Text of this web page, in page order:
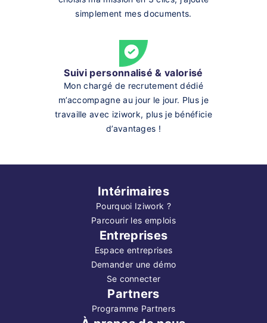
simplement mes documents.
Suivi personnalisé & valorisé
Mon chargé de recrutement dédié
m’accompagne au jour le jour. Plus je
travaille avec iziwork, plus je bénéficie
d’avantages !
Intérimaires
Pourquoi Iziwork ?
Parcourir les emplois
Entreprises
Espace entreprises
Demander une démo
Se connecter
Partners
Programme Partners